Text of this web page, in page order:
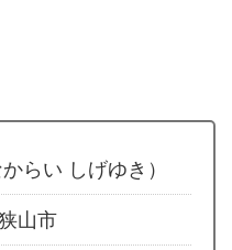
らい しげゆき）
山市